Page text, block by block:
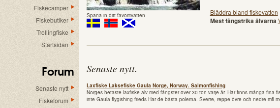
Fiskecamper
Fiskebutiker
Trollingfiske
Startsidan
Forum
Senaste nytt
Fiskeforum
Spana in ditt favoritvatten
Bläddra bland fiskevatten
Mest fångstrika älvarna
Senaste nytt.
Laxfiske Laksefiske Gaula Norge, Norway. Salmonfishing
Norges hetaste laxfiske älv med fångster över 30 ton varje år. Här finns många fina
inte Gaula flygishing frieds Har de bästa polerna. Sverre, reppe övre och nedre mfl